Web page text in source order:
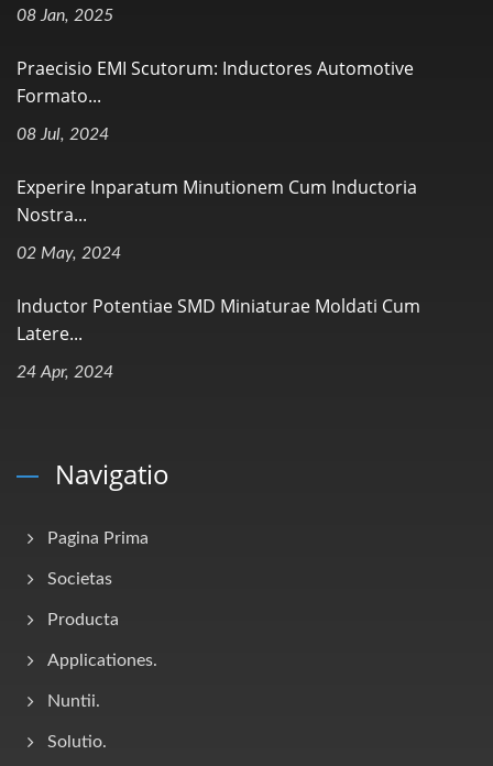
08 Jan, 2025
Praecisio EMI Scutorum: Inductores Automotive
Formato...
08 Jul, 2024
Experire Inparatum Minutionem Cum Inductoria
Nostra...
02 May, 2024
Inductor Potentiae SMD Miniaturae Moldati Cum
Latere...
24 Apr, 2024
Navigatio
Pagina Prima
Societas
Producta
Applicationes.
Nuntii.
Solutio.